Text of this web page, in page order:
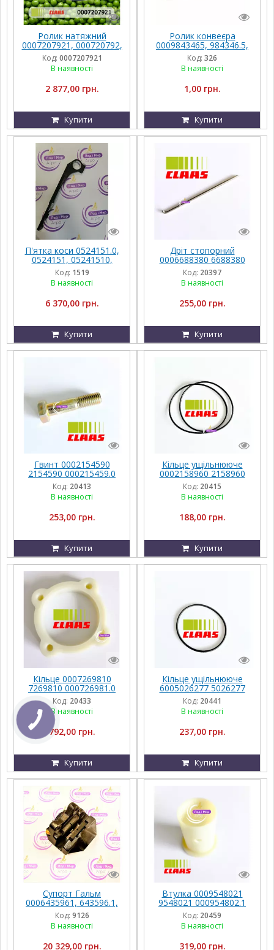
Ролик натяжний
0007207921, 000720792,
720792, 000720792.1,
720792.1, 7207920 до
комбайну Claas
Код: 0007207921
В наявності
2 877,00 грн.
Купити
Ролик конвеєра
0009843465, 984346.5,
9843465 Claas JAGUAR
Код: 326
В наявності
1,00 грн.
Купити
П'ятка коси 0524151.0,
0524151, 05241510,
524151 Claas, Vario
Код: 1519
В наявності
6 370,00 грн.
Купити
Дріт стопорний
0006688380 6688380
000668838.0 668838.0
Claas
Код: 20397
В наявності
255,00 грн.
Купити
Гвинт 0002154590
2154590 000215459.0
215459.0 Claas
Код: 20413
В наявності
253,00 грн.
Купити
Кільце ущільнююче
0002158960 2158960
000215896.0 215896.0
Claas
Код: 20415
В наявності
188,00 грн.
Купити
Кільце 0007269810
7269810 000726981.0
726981.0 Claas
Код: 20433
В наявності
792,00 грн.
Купити
Кільце ущільнююче
6005026277 5026277
600502627.7 502627.7
Код: 20441
В наявності
237,00 грн.
Купити
Супорт Гальм
0006435961, 643596.1,
000643596.1, 643596.1
Claas
Код: 9126
В наявності
20 329,00 грн.
Втулка 0009548021
9548021 000954802.1
954802.1 Claas
Код: 20459
В наявності
319,00 грн.